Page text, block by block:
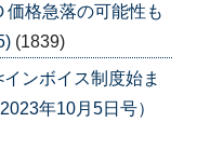
格急落の可能性も
(1839)
ンボイス制度始ま
年10月5日号）